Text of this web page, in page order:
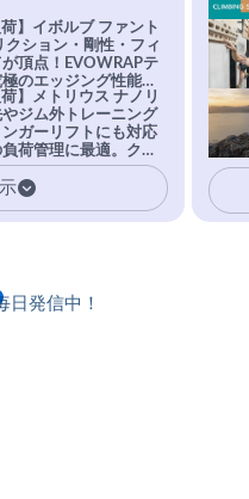
】イボルブ ファント
クション・剛性・フィ
頂点！EVOWRAPテ
のエッジング性能を
バーEvo-74はTRAX
力で極小ホールドに
】メトリウス ナノリ
ジム外トレーニング
ガーリフトにも対応
荷管理に最適。クラ
気で鍛えるギア。
発信中！